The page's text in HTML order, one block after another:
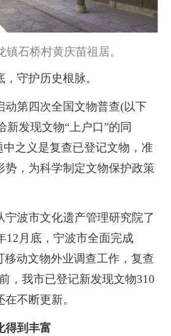
镇石桥村黄庆苗祖居。
守护历史根脉。
第四次全国文物普查(以下
新发现文物“上户口”的同
中之义是复查已登记文物，准
势，为科学制定文物保护政策
波市文化遗产管理研究院了
12月底，宁波市全面完成
移动文物外业调查工作，复查
，我市已登记新发现文物310
不断更新。
到丰富